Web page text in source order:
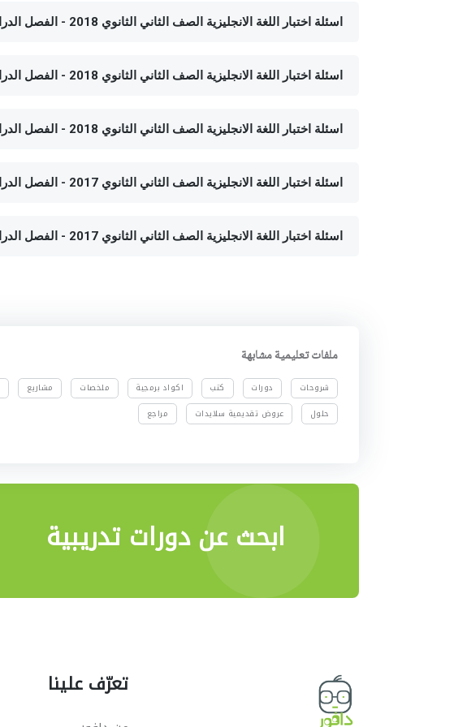
اسئلة اختبار اللغة الانجليزية الصف الثاني الثانوي 2018 - الفصل الدراسي الأول - الجيزة
اسئلة اختبار اللغة الانجليزية الصف الثاني الثانوي 2018 - الفصل الدراسي الأول- المنوفية
اسئلة اختبار اللغة الانجليزية الصف الثاني الثانوي 2018 - الفصل الدراسي الثاني- الدقهلية
اسئلة اختبار اللغة الانجليزية الصف الثاني الثانوي 2017 - الفصل الدراسي الثاني- المنيا
اسئلة اختبار اللغة الانجليزية الصف الثاني الثانوي 2017 - الفصل الدراسي الثاني- المنوفية
ملفات تعليمية مشابهة
شروحات دورات كتب اكواد برمجية ملخصات مشاريع
حلول
عروض تقديمية سلايدات مراجع
ابحث عن دورات تدريبية
تعرّف علينا